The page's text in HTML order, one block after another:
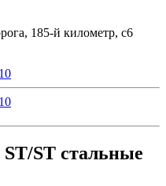
185-й километр, с6
ST стальные